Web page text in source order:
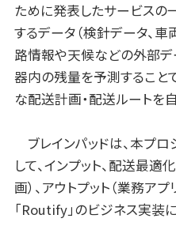
ために発表したサービスの
するデータ（検針データ、車
路情報や天候などの外部デ
器内の残量を予測すること
な配送計画・配送ルートを
ブレインパッドは、本プ
して、インプット、配送最適
画）、アウトプット（業務ア
「Routify」のビジネス実装